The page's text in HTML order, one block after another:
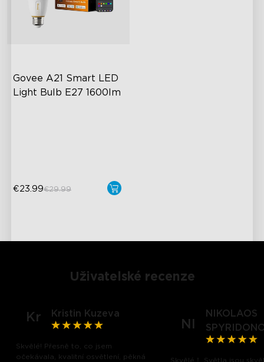
Govee A21 Smart LED
Light Bulb E27 1600lm
€23.99€29.99
Uživatelské recenze
Kr Kristin Kuzeva
Skvělé! Přesně to, co jsem
očekávala, kvalitní osvětlení, pěkná
NI
NIKOLAOS
Skvělé！ Světla jsou